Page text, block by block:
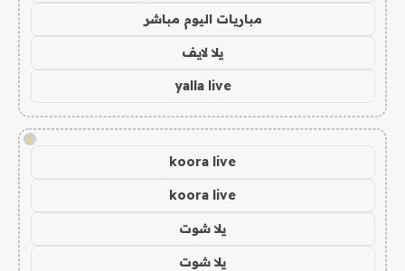
مباريات اليوم مباشر
يلا لايف
yalla live
!
koora live
koora live
يلا شوت
يلا شوت